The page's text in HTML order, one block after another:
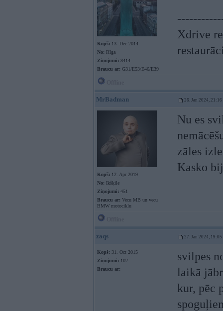
Kopš: 13. Dec 2014
No: Rīga
Ziņojumi: 8414
Braucu ar: G31/E53/E46/E39
Xdrive
MrBadman 26. Jan 2024, 21:16
Kopš: 12. Apr 2019
No: Ikšķile
Ziņojumi: 451
Braucu ar: Vecu MB un vecu
BMW motociklu
Nu es
zāles
Kasko
zaqs 27. Jan 2024, 19:05
Kopš: 31. Oct 2015
Ziņojumi: 102
Braucu ar:
svilpes
laikā
kur, pēc